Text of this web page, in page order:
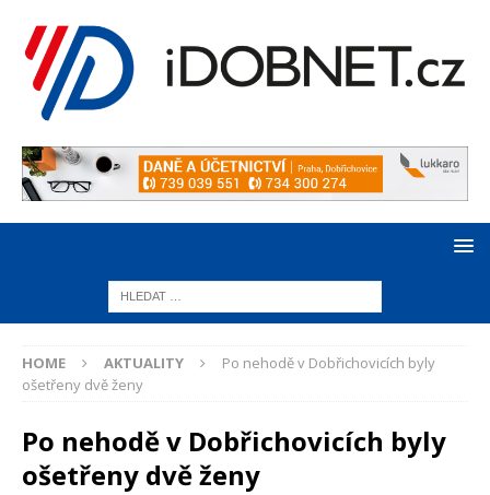
HOME AKTUALITY
Po nehodě v Dobřichovicích byly
ošetřeny dvě ženy
Po nehodě v Dobřichovicích byly
ošetřeny dvě ženy